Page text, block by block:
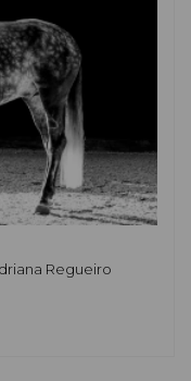
Regueiro